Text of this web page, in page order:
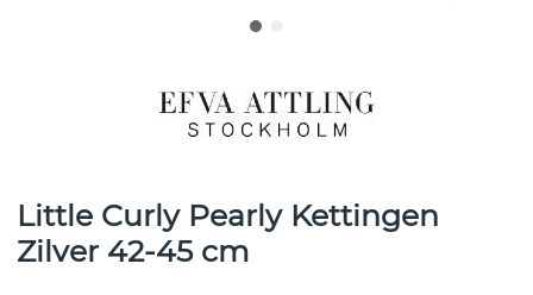
Little Curly Pearly Kettingen
Zilver 42-45 cm